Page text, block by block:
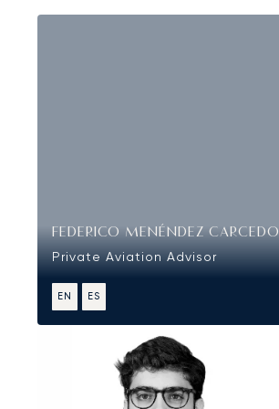
FEDERICO MENÉNDEZ CARCEDO
Private Aviation Advisor
EN ES